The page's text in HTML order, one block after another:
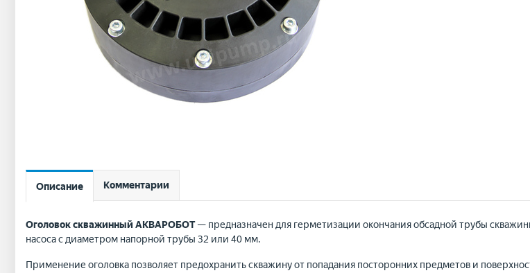
Описание Комментарии
Оголовок скважинный АКВАРОБОТ— предназначен для герметизации окончания обсадной трубы
насоса с диаметром напорной трубы 32 или 40 мм.
Применение оголовка позволяет предохранить скважину от попадания посторонних предметов и